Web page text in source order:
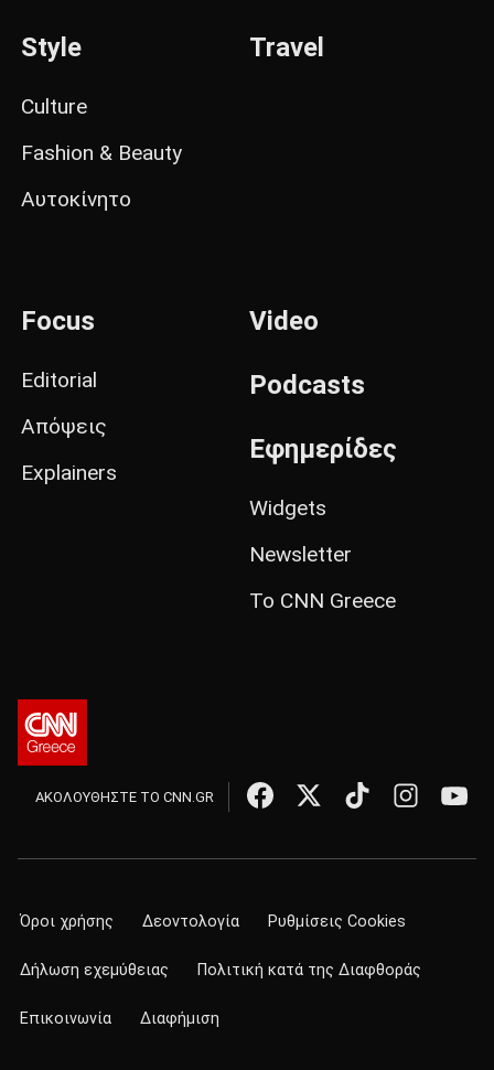
Style
Culture
Fashion & Beauty
Αυτοκίνητο
Travel
Focus
Editorial
Απόψεις
Explainers
Video
Podcasts
Εφημερίδες
Widgets
Newsletter
Το CNN Greece
ΑΚΟΛΟΥΘΗΣΤΕ ΤΟ CNN.GR
Όροι χρήσης Δεοντολογία Ρυθμίσεις Cookies
Δήλωση εχεμύθειας Πολιτική κατά της Διαφθοράς
Επικοινωνία Διαφήμιση